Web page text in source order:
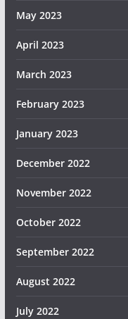
May 2023
April 2023
March 2023
February 2023
January 2023
December 2022
November 2022
October 2022
September 2022
August 2022
July 2022